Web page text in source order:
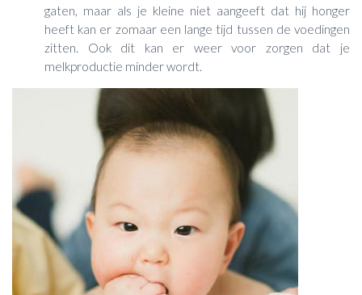
gaten, maar als je kleine niet aangeeft dat hij honger
heeft kan er zomaar een lange tijd tussen de voedingen
zitten. Ook dit kan er weer voor zorgen dat je
melkproductie minder wordt.